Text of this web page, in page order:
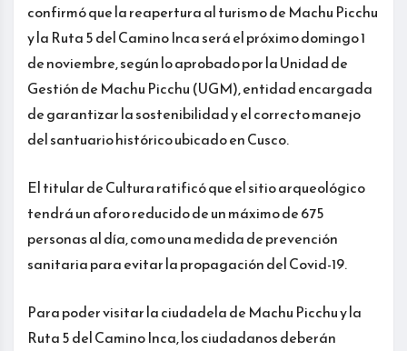
confirmó que la reapertura al turismo de Machu Picchu
y la Ruta 5 del Camino Inca será el próximo domingo 1
de noviembre, según lo aprobado por la Unidad de
Gestión de Machu Picchu (UGM), entidad encargada
de garantizar la sostenibilidad y el correcto manejo
del santuario histórico ubicado en Cusco.
El titular de Cultura ratificó que el sitio arqueológico
tendrá un aforo reducido de un máximo de 675
personas al día, como una medida de prevención
sanitaria para evitar la propagación del Covid-19.
Para poder visitar la ciudadela de Machu Picchu y la
Ruta 5 del Camino Inca, los ciudadanos deberán